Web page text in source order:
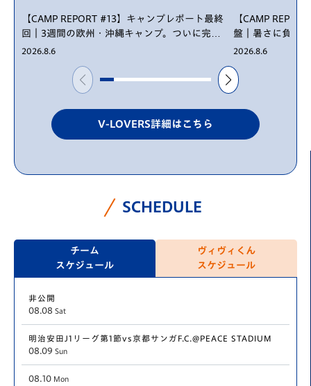
【CAMP REPORT #13】キャンプレポート最終
回｜3週間の欧州・沖縄キャンプ。ついに完結
｜TRAINING REPORT｜
2026.8.6
【CAMP
盤｜暑さに負け
ING REPORT｜
2026.8.6
V-LOVERS詳細はこちら
SCHEDULE
チーム
スケジュール
ヴィヴィくん
スケジュール
非公開
08.08 Sat
明治安田J1リーグ第1節vs京都サンガF.C.@PEACE STADIUM
08.09 Sun
08.10 Mon